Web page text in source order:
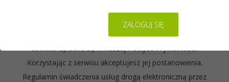
cookies. Zasady ich używania oraz informacje o
sposobie wyrażania i cofania zgody na używanie
Korzystając z serwisu akceptujesz jej postanowienia.
Regulamin świadczenia usług drogą elektroniczną przez